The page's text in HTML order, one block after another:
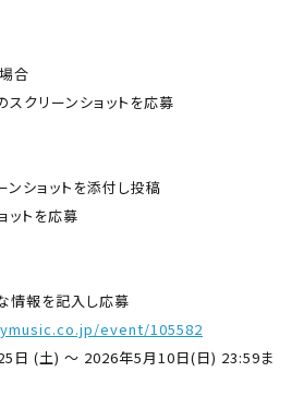
合
クリーンショットを応募
ンショットを添付し投稿
ットを応募
情報を記入し応募
event/105582
日 (土) ～ 2026年5月10日(日) 23:59ま